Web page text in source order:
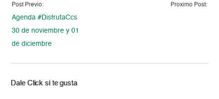
Post Previo:
Agenda #DisfrutaCcs
30 de noviembre y 01
de diciembre
Proximo Post:
Dale Click si te gusta